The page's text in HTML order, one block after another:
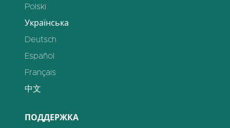
Polski
Українська
Deutsch
Español
Français
中文
ПОДДЕРЖКА